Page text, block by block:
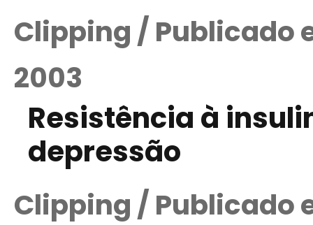
Clipping / Publicado
2003
Resistência à
depressão
Clipping / Publicado